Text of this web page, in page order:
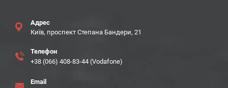
Адрес
Київ, проспект Степана Бандери, 21
Телефон
+38 (066) 408-83-44 (Vodafone)
Email